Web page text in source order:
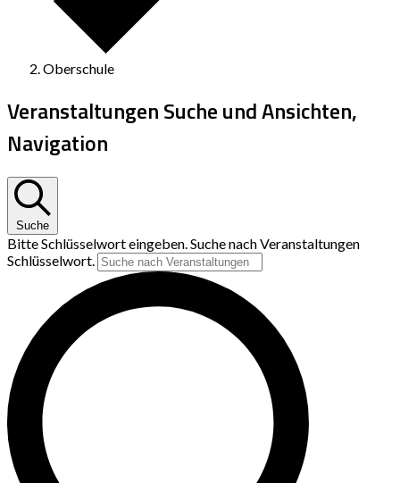
Oberschule
Veranstaltungen Suche und Ansichten,
Navigation
Suche
Bitte Schlüsselwort eingeben. Suche nach Veranstaltungen
Schlüsselwort.